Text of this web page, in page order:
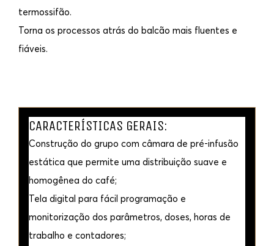
termossifão.
Torna os processos atrás do balcão mais fluentes e
fiáveis.
CARACTERÍSTICAS GERAIS:
Construção do grupo com câmara de pré-infusão
estática que permite uma distribuição suave e
homogênea do café;
Tela digital para fácil programação e
monitorização dos parâmetros, doses, horas de
trabalho e contadores;